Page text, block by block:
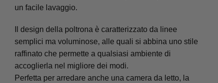
un facile lavaggio.
Il design della poltrona è caratterizzato da linee
semplici ma voluminose, alle quali si abbina uno stile
raffinato che permette a qualsiasi ambiente di
accoglierla nel migliore dei modi.
Perfetta per arredare anche una camera da letto, la